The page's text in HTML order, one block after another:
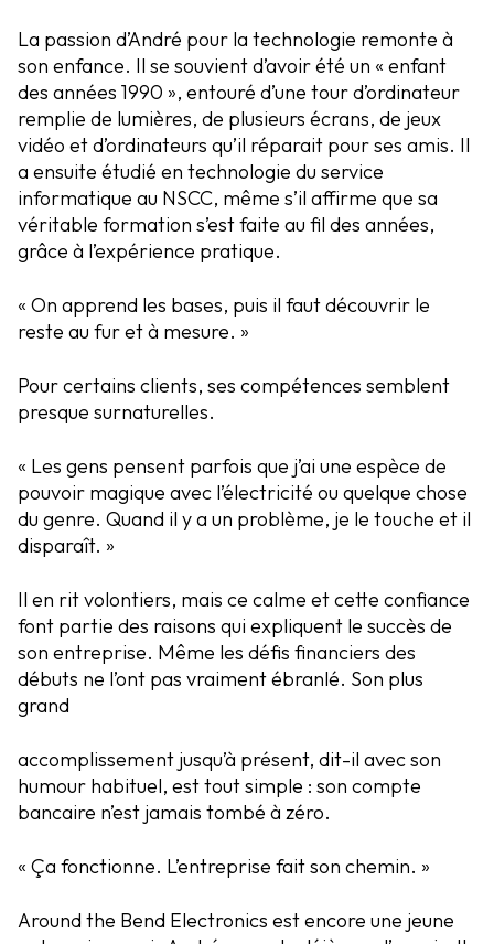
La passion d’André pour la technologie remonte à
son enfance. Il se souvient d’avoir été un « enfant
des années 1990 », entouré d’une tour d’ordinateur
remplie de lumières, de plusieurs écrans, de jeux
vidéo et d’ordinateurs qu’il réparait pour ses amis. Il
a ensuite étudié en technologie du service
informatique au NSCC, même s’il affirme que sa
véritable formation s’est faite au fil des années,
grâce à l’expérience pratique.
« On apprend les bases, puis il faut découvrir le
reste au fur et à mesure. »
Pour certains clients, ses compétences semblent
presque surnaturelles.
« Les gens pensent parfois que j’ai une espèce de
pouvoir magique avec l’électricité ou quelque chose
du genre. Quand il y a un problème, je le touche et il
disparaît. »
Il en rit volontiers, mais ce calme et cette confiance
font partie des raisons qui expliquent le succès de
son entreprise. Même les défis financiers des
débuts ne l’ont pas vraiment ébranlé. Son plus
grand
accomplissement jusqu’à présent, dit-il avec son
humour habituel, est tout simple : son compte
bancaire n’est jamais tombé à zéro.
« Ça fonctionne. L’entreprise fait son chemin. »
Around the Bend Electronics est encore une jeune